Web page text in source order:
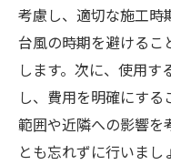
考慮し、適切な施工時
台風の時期を避けるこ
します。次に、使用
し、費用を明確にす
範囲や近隣への影響を
とも忘れずに行いまし